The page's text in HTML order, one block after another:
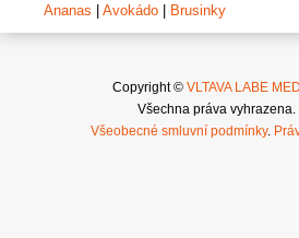
Ananas | Avokádo | Brusinky
Copyright © VLTAVA LABE
Všechna práva vyhrazena.
Všeobecné smluvní podmínky.